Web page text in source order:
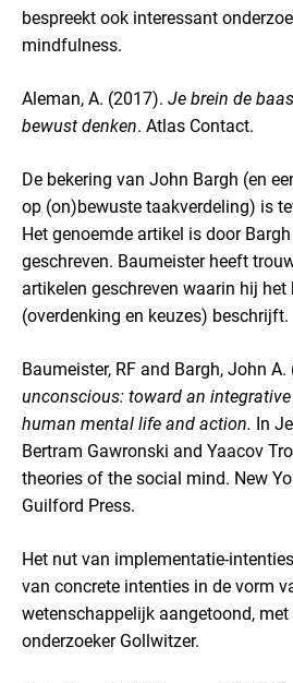
bespreekt ook interessant
mindfulness.
Aleman, A. (2017). Je brein de
bewust denken. Atlas Contact.
De bekering van John Bargh (en
op (on)bewuste taakverdeling) is
Het genoemde artikel is door
geschreven. Baumeister heeft
artikelen geschreven waarin hij
(overdenking en keuzes) beschrijft.
Baumeister, RF and Bargh, John A.
unconscious: toward an
human mental life and action. In
Bertram Gawronski and Yaacov
theories of the social mind. New
Guilford Press.
Het nut van implementatie-
van concrete intenties in de vorm
wetenschappelijk aangetoond,
onderzoeker Gollwitzer.